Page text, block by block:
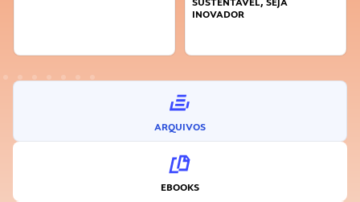
INOVADOR
ARQUIVOS
EBOOKS